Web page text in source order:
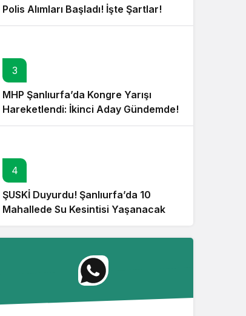
Polis Alımları Başladı! İşte Şartlar!
3
MHP Şanlıurfa’da Kongre Yarışı
Hareketlendi: İkinci Aday Gündemde!
4
ŞUSKİ Duyurdu! Şanlıurfa’da 10
Mahallede Su Kesintisi Yaşanacak